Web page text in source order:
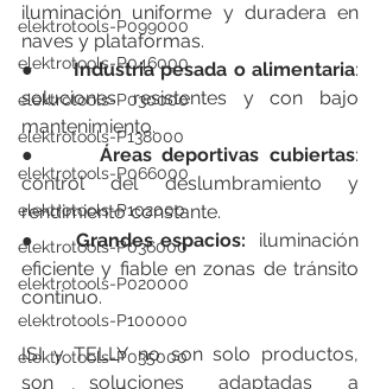
elektrotools-P099000
elektrotools-P046000
elektrotools-P030000
elektrotools-P138000
elektrotools-P066000
elektrotools-P102000
elektrotools-P036000
elektrotools-P020000
elektrotools-P100000
elektrotools-P035000
iluminación uniforme y duradera en
naves y plataformas.
● Industria pesada o alimentaria:
soluciones resistentes y con bajo
mantenimiento.
● Áreas deportivas cubiertas:
control del deslumbramiento y
rendimiento constante.
● Grandes espacios: iluminación
eficiente y fiable en zonas de tránsito
continuo.
ISI y TELLY no son solo productos,
son soluciones adaptadas a